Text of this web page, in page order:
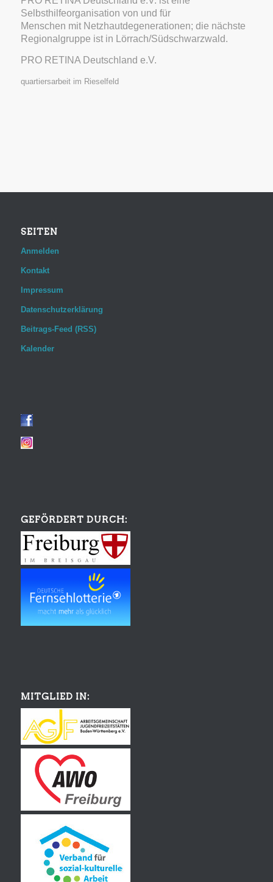
Selbsthilfeorganisation von und für
Menschen mit Netzhautdegenerationen; die nächste
Regionalgruppe ist in Lörrach/Südschwarzwald.
PRO RETINA Deutschland e.V.
quartiersarbeit im Rieselfeld
SEITEN
Anmelden
Kontakt
Impressum
Datenschutzerklärung
Beitrags-Feed (RSS)
Kalender
GEFÖRDERT DURCH:
MITGLIED IN: